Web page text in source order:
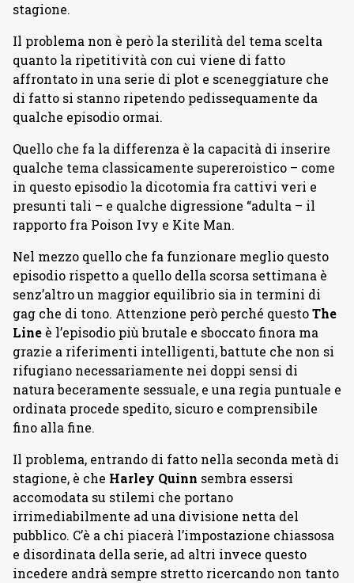
stagione.
Il problema non è però la sterilità del tema scelta
quanto la ripetitività con cui viene di fatto
affrontato in una serie di plot e sceneggiature che
di fatto si stanno ripetendo pedissequamente da
qualche episodio ormai.
Quello che fa la differenza è la capacità di inserire
qualche tema classicamente supereroistico – come
in questo episodio la dicotomia fra cattivi veri e
presunti tali – e qualche digressione “adulta – il
rapporto fra Poison Ivy e Kite Man.
Nel mezzo quello che fa funzionare meglio questo
episodio rispetto a quello della scorsa settimana è
senz’altro un maggior equilibrio sia in termini di
gag che di tono. Attenzione però perché questoThe
Line è l’episodio più brutale e sboccato finora ma
grazie a riferimenti intelligenti, battute che non si
rifugiano necessariamente nei doppi sensi di
natura beceramente sessuale, e una regia puntuale e
ordinata procede spedito, sicuro e comprensibile
fino alla fine.
Il problema, entrando di fatto nella seconda metà di
stagione, è che Harley Quinn sembra essersi
accomodata su stilemi che portano
irrimediabilmente ad una divisione netta del
pubblico. C’è a chi piacerà l’impostazione chiassosa
e disordinata della serie, ad altri invece questo
incedere andrà sempre stretto ricercando non tanto